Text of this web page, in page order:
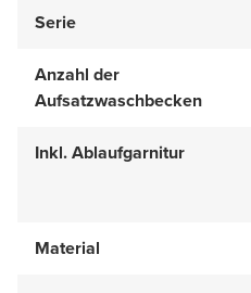
Serie
Anzahl der
Aufsatzwaschbecken
Inkl. Ablaufgarnitur
Material